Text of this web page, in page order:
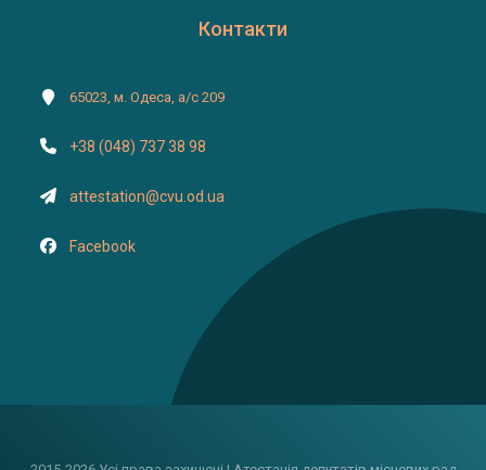
Контакти
65023, м. Одеса, а/с 209
+38 (048) 737 38 98
attestation@cvu.od.ua
Facebook